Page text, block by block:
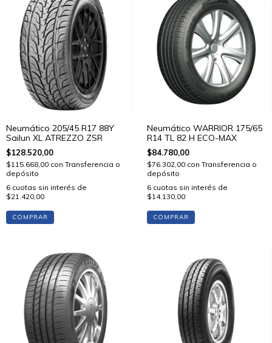
Neumático 205/45 R17 88Y
Sailun XL ATREZZO ZSR
$128.520,00
$115.668,00 con Transferencia o
depósito
6 cuotas sin interés de
$21.420,00
COMPRAR
Neumático WARRIOR 175/65
R14 TL 82 H ECO-MAX
$84.780,00
$76.302,00 con Transferencia o
depósito
6 cuotas sin interés de
$14.130,00
COMPRAR